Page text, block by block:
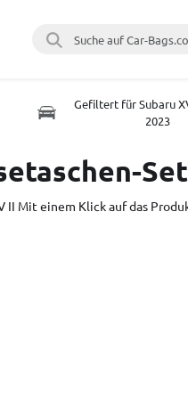
Suche auf Car-Bags.com
Gefiltert für Subaru
2023
II Mit einem Klick auf das